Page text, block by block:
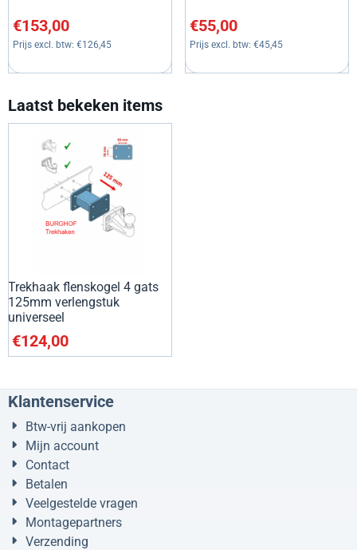
Prijs: 153,00, exclusief btw: 126,45
€153,00
Prijs excl. btw: €126,45
Prijs: 55,00, exclusief btw:
€55,00
Prijs excl. btw: €45,45
Laatst bekeken items
Trekhaak flenskogel 4 gats
125mm verlengstuk
universeel
€124,00
Klantenservice
Btw-vrij aankopen
Mijn account
Contact
Betalen
Veelgestelde vragen
Montagepartners
Verzending